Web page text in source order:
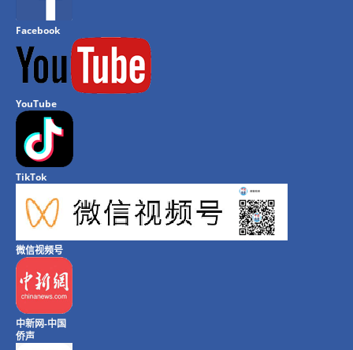
Facebook
YouTube
TikTok
微信视频号
中新网-中国
侨声